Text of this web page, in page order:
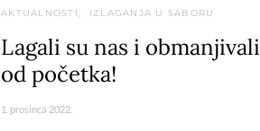
AKTUALNOSTI IZLAGANJA U SABORU
Lagali su nas i obmanjivali
od početka!
1. prosinca 2022.